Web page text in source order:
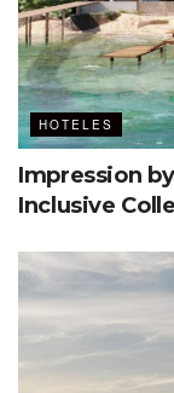
HOTELES
Impression
Inclusive